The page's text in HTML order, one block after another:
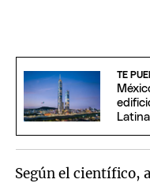
TE
Latina
Según el científico,